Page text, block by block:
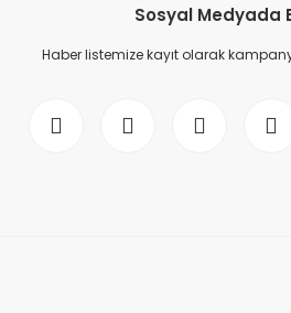
Sosyal Medyada
Haber listemize kayıt olarak